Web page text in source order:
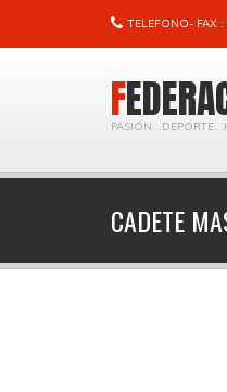
TELEFONO- FAX
CADETE